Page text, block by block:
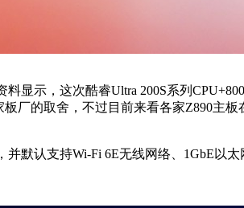
示，这次酷睿Ultra 200S系列
厂的取舍，不过目前来看各家Z890主
默认支持Wi-Fi 6E无线网络、1GbE以